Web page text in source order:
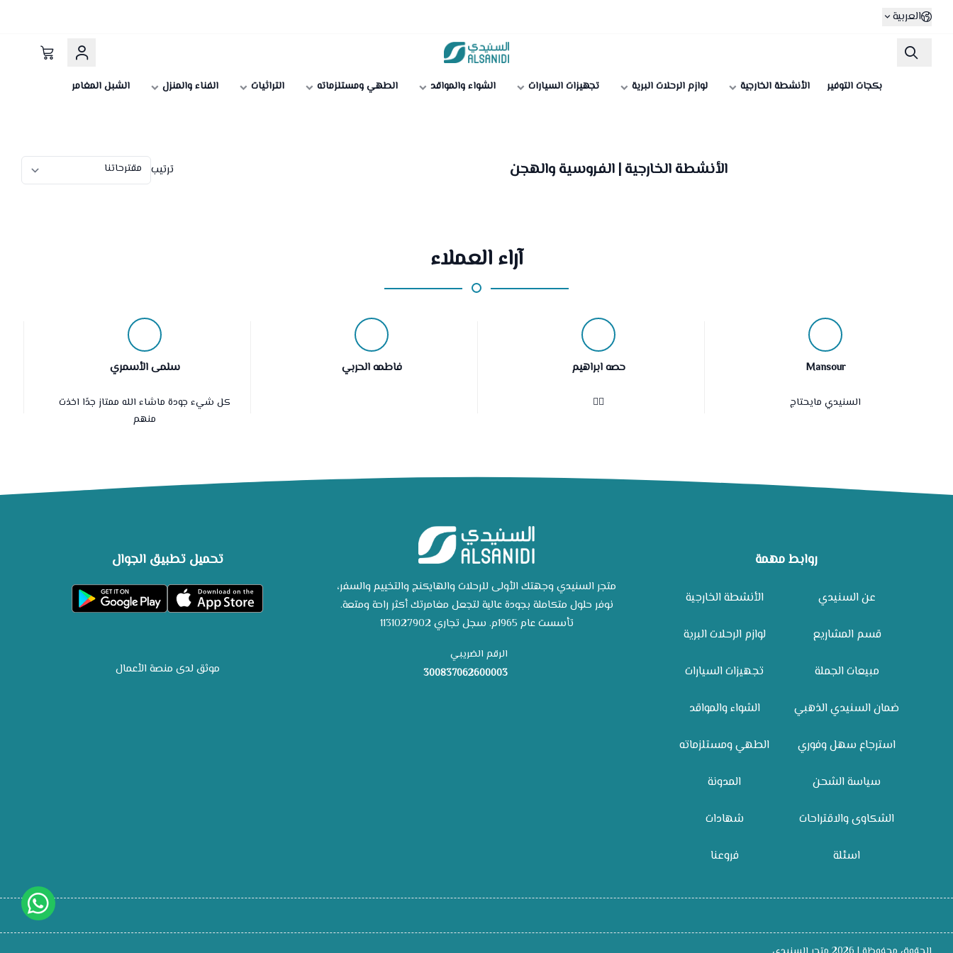
العربية
متجر السنيدي
بكجات التوفير الأنشطة الخارجية لوازم الرحلات البرية تجهيزات السيارات الشواء والمواقد الطهي ومستلزماته التراثيات الفناء والمنزل الشبل المغامر
الأنشطة الخارجية | الفروسية والهجن ترتيب
آراء العملاء
Mansour
السنيدي مايحتاج
حصه ابراهيم
👍🏻
فاطمه الحربي سلمى الأسمري
كل شيء جودة ماشاء الله ممتاز جدًا اخذت
منهم
روابط مهمة
عن السنيدي
قسم المشاريع
مبيعات الجملة
ضمان السنيدي الذهبي
استرجاع سهل وفوري
سياسة الشحن
الشكاوى والاقتراحات
اسئلة
الأنشطة الخارجية
لوازم الرحلات البرية
تجهيزات السيارات
الشواء والمواقد
الطهي ومستلزماته
المدونة
شهادات
فروعنا
متجر السنيدي وجهتك الأولى للرحلات والهايكنج والتخييم والسفر،
نوفر حلول متكاملة بجودة عالية لتجعل مغامرتك أكثر راحة ومتعة.
تأسست عام 1965م. سجل تجاري 1131027902
الرقم الضريبي
300837062600003
تحميل تطبيق الجوال
موثق لدى منصة الأعمال